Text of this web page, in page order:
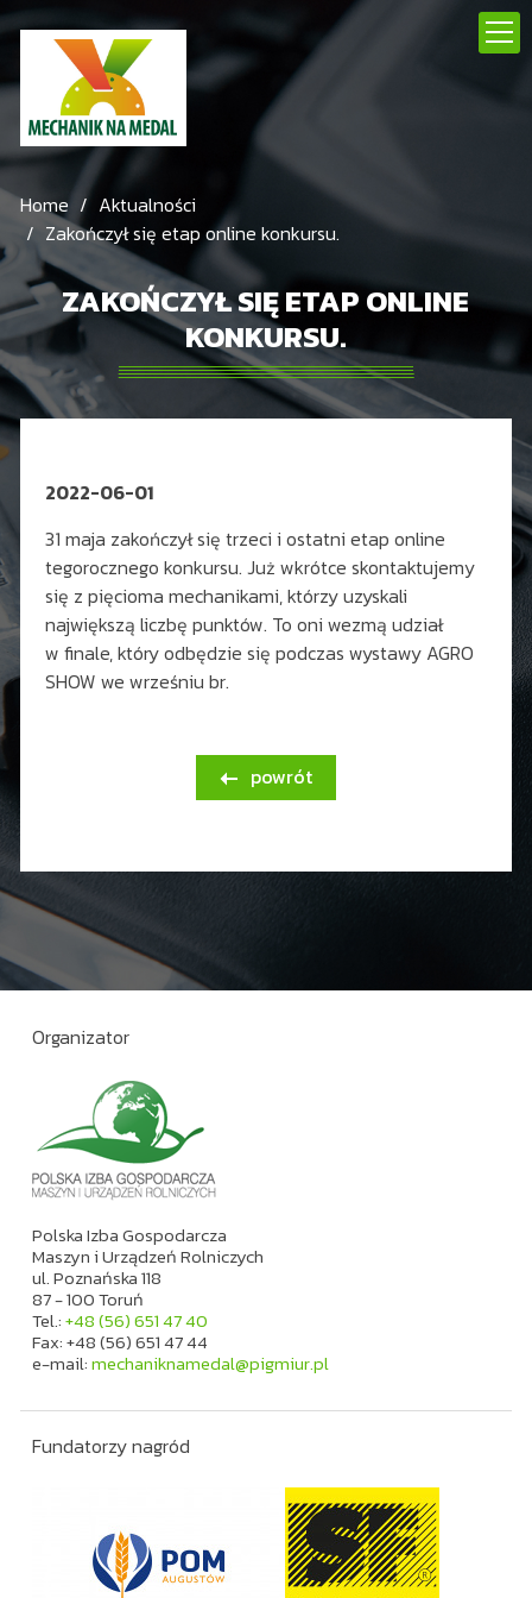
Home
Aktualności
Zakończył się etap online konkursu.
ZAKOŃCZYŁ SIĘ ETAP ONLINE
KONKURSU.
2022-06-01
31 maja zakończył się trzeci i ostatni etap online
tegorocznego konkursu. Już wkrótce skontaktujemy
się z pięcioma mechanikami, którzy uzyskali
największą liczbę punktów. To oni wezmą udział
w finale, który odbędzie się podczas wystawy AGRO
SHOW we wrześniu br.
 powrót
Organizator
Polska Izba Gospodarcza
Maszyn i Urządzeń Rolniczych
ul. Poznańska 118
87 - 100 Toruń
Tel.:+48 (56) 651 47 40
Fax: +48 (56) 651 47 44
e-mail:mechaniknamedal@pigmiur.pl
Fundatorzy nagród